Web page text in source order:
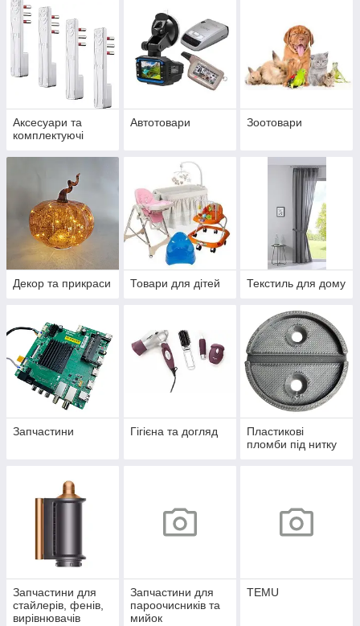
Аксесуари та
комплектуючі
Автотовари Зоотовари
Декор та прикраси Товари для дітей Текстиль для дому
Запчастини Гігієна та догляд
Пластикові
пломби під нитку
Запчастини для
стайлерів, фенів,
вирівнювачів
Запчастини для
пароочисників та
мийок
TEMU